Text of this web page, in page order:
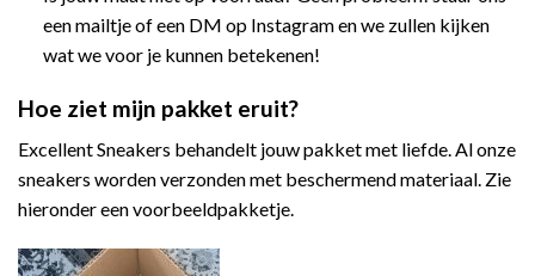
een mailtje of een DM op Instagram en we zullen kijken
wat we voor je kunnen betekenen!
Hoe ziet mijn pakket eruit?
Excellent Sneakers behandelt jouw pakket met liefde. Al onze
sneakers worden verzonden met beschermend materiaal. Zie
hieronder een voorbeeldpakketje.